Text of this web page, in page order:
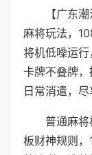
【广东
麻将玩法，
将机低噪运
卡牌不叠牌
日常消遣，尽
普通麻
板财神规则